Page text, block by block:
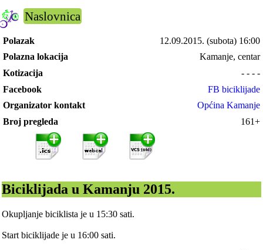
Naslovnica
Polazak 12.09.2015. (subota) 16:00
Polazna lokacija
Kamanje, centar
Kotizacija
- - - -
Facebook
FB biciklijade
Organizator kontakt
Općina Kamanje
Broj pregleda
161+
Biciklijada u Kamanju 2015.
Okupljanje biciklista je u 15:30 sati.
Start biciklijade je u 16:00 sati.